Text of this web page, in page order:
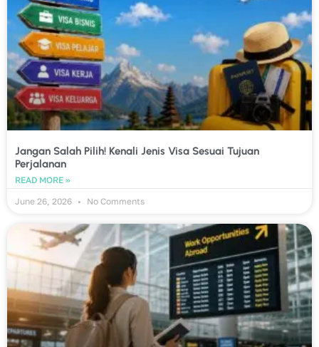
Jangan Salah Pilih! Kenali Jenis Visa Sesuai Tujuan
Perjalanan
READ MORE »
June 26, 2026
No Comments